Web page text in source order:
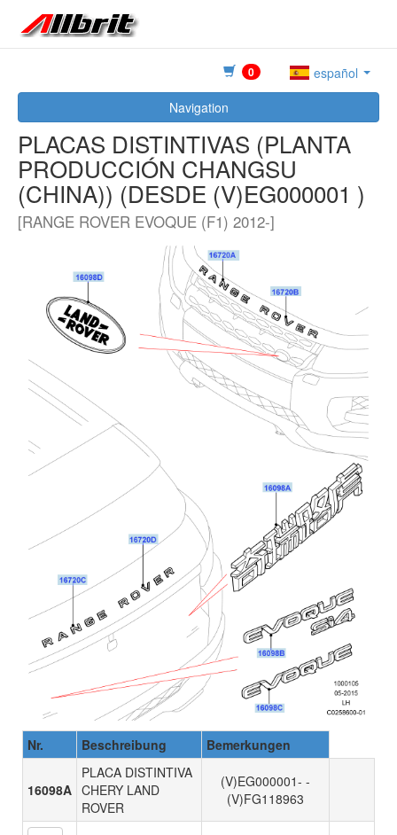
0
español
Navigation
PLACAS DISTINTIVAS (PLANTA
PRODUCCIÓN CHANGSU
(CHINA)) (DESDE (V)EG000001 )
[RANGE ROVER EVOQUE (F1) 2012-]
Nr. Beschreibung Bemerkungen
16098A
PLACA DISTINTIVA
CHERY LAND
ROVER
(V)EG000001- -
(V)FG118963